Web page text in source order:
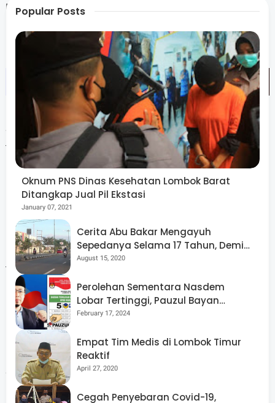
Penanggulangan Bencana.
Semarak HUT RI ke-80 tahun ini pun semakin bermakna,
tidak hanya dengan perayaan seremonial, tetapi juga
melalui aksi nyata kemanusiaan yang menyentuh
langsung kehidupan masyarakat.
"Kami berharap, melalui kegiatan ini warga semakin
termotivasi untuk melakukan aksi kemanusiaan, dan
menjadikan perayaan hari kemerdekaan ini sebagai
momentum saling tolong menolong," pungkasnya.
Seperti diketahui, gencarnya pelayanan Donor Darah
membuat stok darah di UDD PMI Lombok barat tetap
Popular Posts
Oknum PNS Dinas Kesehatan Lombok Barat
Ditangkap Jual Pil Ekstasi
January 07, 2021
Cerita Abu Bakar Mengayuh
Sepedanya Selama 17 Tahun, Demi
Menggelorakan Kemerdekaan
August 15, 2020
Perolehan Sementara Nasdem
Lobar Tertinggi, Pauzul Bayan
Berpeluang “Rebut” Kursi Dapil 3
February 17, 2024
Empat Tim Medis di Lombok Timur
Reaktif
April 27, 2020
Cegah Penyebaran Covid-19,